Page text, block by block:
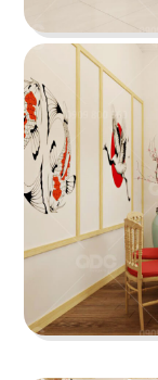
Hiện
hiện đại